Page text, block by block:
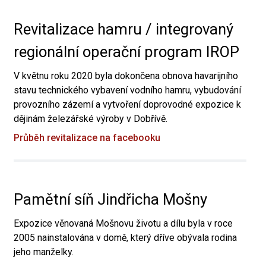
Revitalizace hamru / integrovaný
regionální operační program IROP
V květnu roku 2020 byla dokončena obnova havarijního
stavu technického vybavení vodního hamru, vybudování
provozního zázemí a vytvoření doprovodné expozice k
dějinám železářské výroby v Dobřívě.
Průběh revitalizace na facebooku
Pamětní síň Jindřicha Mošny
Expozice věnovaná Mošnovu životu a dílu byla v roce
2005 nainstalována v domě, který dříve obývala rodina
jeho manželky.